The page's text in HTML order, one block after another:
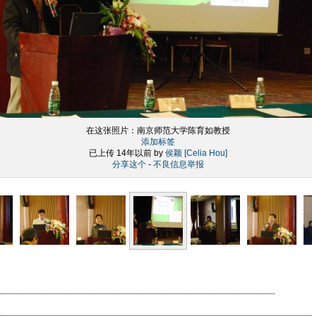
在这张照片： 南京师范大学陈育如教授
添加标签
已上传 14年以前 by 侯颖 [Celia Hou]
分享这个 - 不良信息举报